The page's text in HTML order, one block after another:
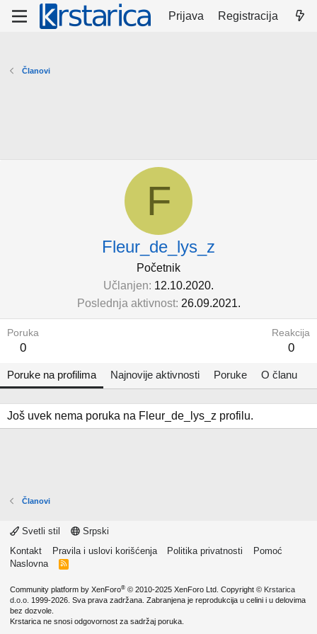
Prijava Registracija
Članovi
F
Fleur_de_lys_z
Početnik
Učlanjen 12.10.2020.
Poslednja aktivnost 26.09.2021.
Poruka
0
Reakcija
0
Poruke na profilima Najnovije aktivnosti Poruke O članu
Još uvek nema poruka na Fleur_de_lys_z profilu.
Članovi
Svetli stil
Srpski
Kontakt
Pravila i uslovi korišćenja Politika privatnosti
Pomoć
Naslovna
R
Community platform by XenForo® © 2010-2025 XenForo Ltd. Copyright © Krstarica
d.o.o. 1999-2026. Sva prava zadržana. Zabranjena je reprodukcija u celini i u delovima
bez dozvole.
Krstarica ne snosi odgovornost za sadržaj poruka.